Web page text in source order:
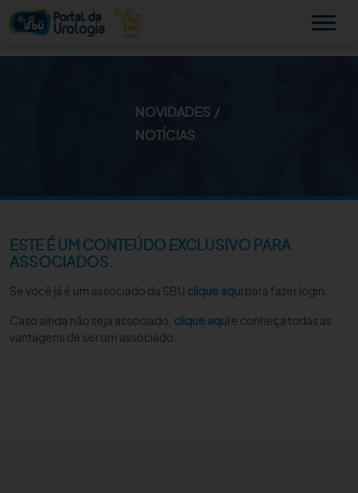
PUBLICAÇÕES
SBU NO CONSULTÓRIO
EDUCAÇÃO CONTINUADA
NOVIDADES
NOTÍCIAS
ESTE É UM CONTEÚDO EXCLUSIVO PARA
ASSOCIADOS.
Se você já é um associado da SBU clique aquipara fazer login.
Caso ainda não seja associado, clique aquie conheça todas as
vantagens de ser um associado.